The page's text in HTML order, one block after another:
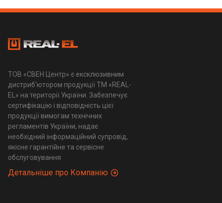
ТОВ «СВЕН Центр» є ексклюзивним
дистриб'ютором продукції ТМ «REAL-
EL» на території України. Забезпечує
сертифікацію і відповідність цієї
продукції вимогам технічних
регламентів України, надає
необхідний інформаційний супровід,
якісне гарантійне та сервісне
обслуговування
Детальніше про Компанію